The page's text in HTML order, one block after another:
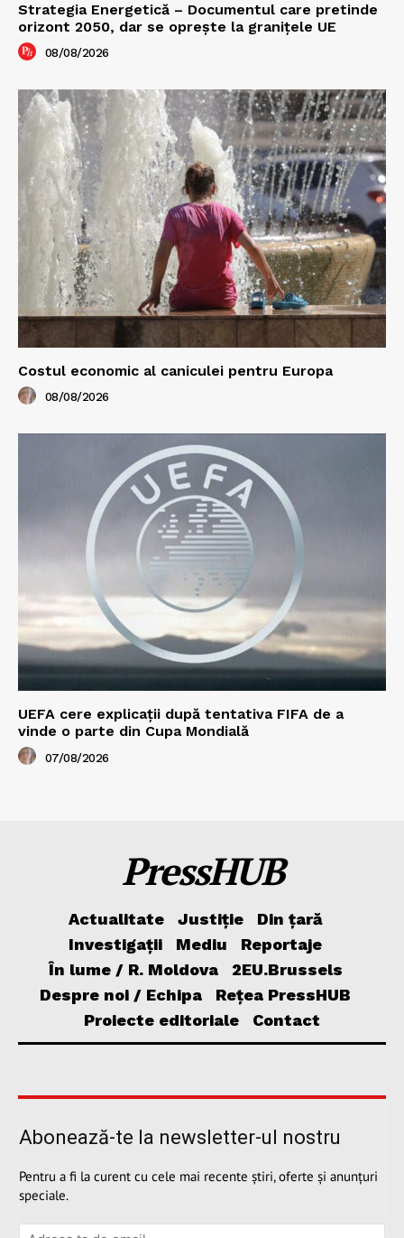
Strategia Energetică – Documentul care pretinde
orizont 2050, dar se oprește la granițele UE
08/08/2026
Costul economic al caniculei pentru Europa
08/08/2026
UEFA cere explicații după tentativa FIFA de a
vinde o parte din Cupa Mondială
07/08/2026
PressHUB
Actualitate Justiție
Din țară
Investigații
Mediu
Reportaje
În lume / R. Moldova
2EU.Brussels
Despre noi / Echipa
Rețea PressHUB
Proiecte editoriale
Contact
Abonează-te la newsletter-ul nostru
Pentru a fi la curent cu cele mai recente știri, oferte și anunțuri
speciale.